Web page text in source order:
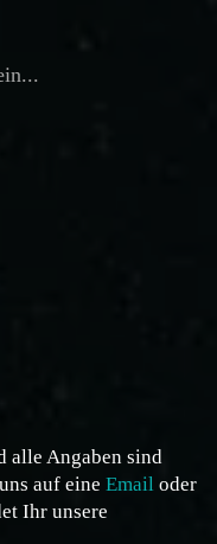
alle Angaben sind
auf eine Email oder
Ihr unsere